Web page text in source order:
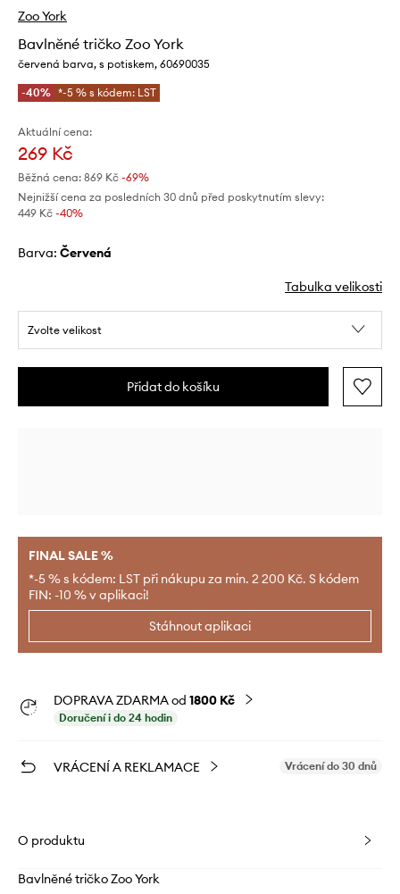
Zoo York
Bavlněné tričko Zoo York
červená barva, s potiskem, 60690035
-40% *-5 % s kódem: LST
Aktuální cena:
269 Kč
Běžná cena: 869 Kč -69%
Nejnižší cena za posledních 30 dnů před poskytnutím slevy:
449 Kč -40%
Barva: červená
Tabulka velikosti
Zvolte velikost
Přidat do košíku
FINAL SALE %
*-5 % s kódem: LST při nákupu za min. 2 200 Kč. S kódem
FIN: -10 % v aplikaci!
Stáhnout aplikaci
DOPRAVA ZDARMA od 1800 Kč
Doručení i do 24 hodin
VRÁCENÍ A REKLAMACE Vrácení do 30 dnů
O produktu
Bavlněné tričko Zoo York